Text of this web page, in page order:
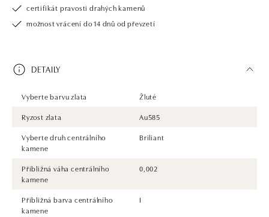
certifikát pravosti drahých kamenů
možnost vrácení do 14 dnů od převzetí
DETAILY
Vyberte barvu zlata
Žluté
Ryzost zlata
Au585
Vyberte druh centrálního
kamene
Briliant
Přibližná váha centrálního
kamene
0,002
Přibližná barva centrálního
kamene
I